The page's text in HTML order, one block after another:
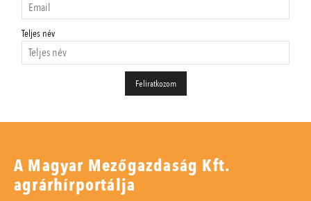
Teljes név
A Magyar Mezőgazdaság Kft.
agrárhírportálja